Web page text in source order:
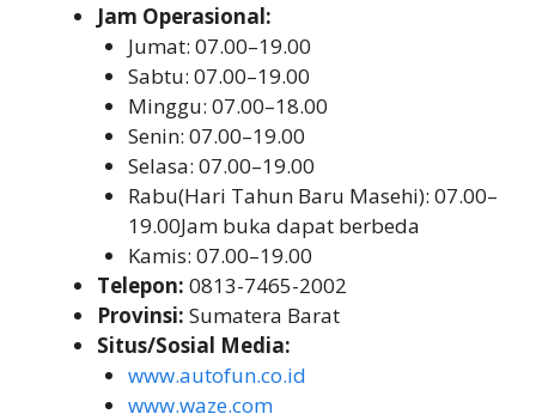
Jam Operasional:
Jumat: 07.00–19.00
Sabtu: 07.00–19.00
Minggu: 07.00–18.00
Senin: 07.00–19.00
Selasa: 07.00–19.00
Rabu(Hari Tahun Baru Masehi): 07.00–
19.00Jam buka dapat berbeda
Kamis: 07.00–19.00
Telepon: 0813-7465-2002
Provinsi: Sumatera Barat
Situs/Sosial Media:
www.autofun.co.id
www.waze.com